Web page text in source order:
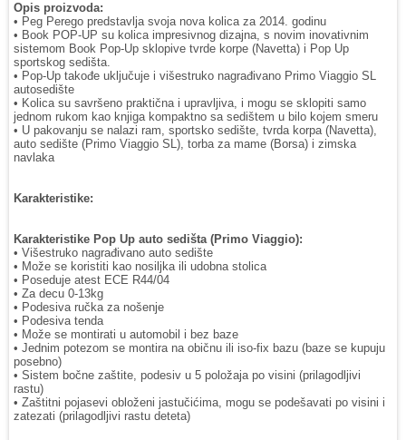
Opis proizvoda:
• Peg Perego predstavlja svoja nova kolica za 2014. godinu
• Book POP-UP su kolica impresivnog dizajna, s novim inovativnim
sistemom Book Pop-Up sklopive tvrde korpe (Navetta) i Pop Up
sportskog sedišta.
• Pop-Up takođe uključuje i višestruko nagrađivano Primo Viaggio SL
autosedište
• Kolica su savršeno praktična i upravljiva, i mogu se sklopiti samo
jednom rukom kao knjiga kompaktno sa sedištem u bilo kojem smeru
• U pakovanju se nalazi ram, sportsko sedište, tvrda korpa (Navetta),
auto sedište (Primo Viaggio SL), torba za mame (Borsa) i zimska
navlaka
Karakteristike:
Karakteristike Pop Up auto sedišta (Primo Viaggio):
• Višestruko nagrađivano auto sedište
• Može se koristiti kao nosiljka ili udobna stolica
• Poseduje atest ECE R44/04
• Za decu 0-13kg
• Podesiva ručka za nošenje
• Podesiva tenda
• Može se montirati u automobil i bez baze
• Jednim potezom se montira na običnu ili iso-fix bazu (baze se kupuju
posebno)
• Sistem bočne zaštite, podesiv u 5 položaja po visini (prilagodljivi
rastu)
• Zaštitni pojasevi obloženi jastučićima, mogu se podešavati po visini i
zatezati (prilagodljivi rastu deteta)